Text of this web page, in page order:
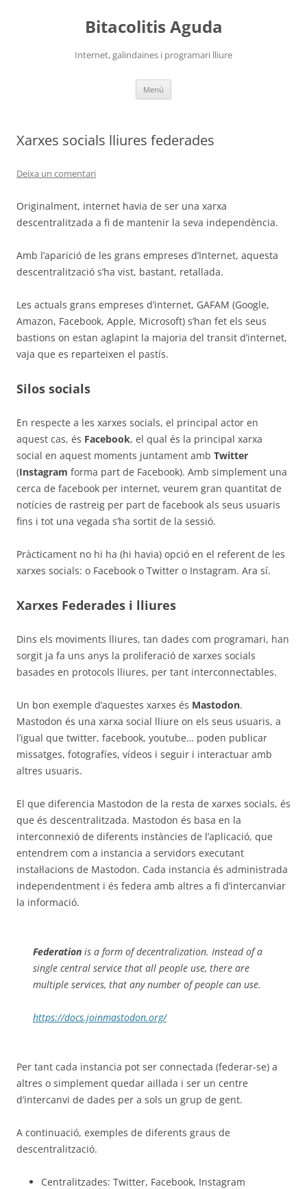
Bitacolitis Aguda
Internet, galindaines i programari lliure
Menú
Xarxes socials lliures federades
Deixa un comentari
Originalment, internet havia de ser una xarxa
descentralitzada a fi de mantenir la seva independència.
Amb l’aparició de les grans empreses d’Internet, aquesta
descentralització s’ha vist, bastant, retallada.
Les actuals grans empreses d’internet, GAFAM (Google,
Amazon, Facebook, Apple, Microsoft) s’han fet els seus
bastions on estan aglapint la majoria del transit d’internet,
vaja que es reparteixen el pastís.
Silos socials
En respecte a les xarxes socials, el principal actor en
aquest cas, és Facebook, el qual és la principal xarxa
social en aquest moments juntament amb Twitter
(Instagram forma part de Facebook). Amb simplement una
cerca de facebook per internet, veurem gran quantitat de
notícies de rastreig per part de facebook als seus usuaris
fins i tot una vegada s’ha sortit de la sessió.
Pràcticament no hi ha (hi havia) opció en el referent de les
xarxes socials: o Facebook o Twitter o Instagram. Ara sí.
Xarxes Federades i lliures
Dins els moviments lliures, tan dades com programari, han
sorgit ja fa uns anys la proliferació de xarxes socials
basades en protocols lliures, per tant interconnectables.
Un bon exemple d’aquestes xarxes és Mastodon.
Mastodon és una xarxa social lliure on els seus usuaris, a
l’igual que twitter, facebook, youtube… poden publicar
missatges, fotografíes, vídeos i seguir i interactuar amb
altres usuaris.
El que diferencia Mastodon de la resta de xarxes socials, és
que és descentralitzada. Mastodon és basa en la
interconnexió de diferents instàncies de l’aplicació, que
entendrem com a instancia a servidors executant
instal·lacions de Mastodon. Cada instancia és administrada
independentment i és federa amb altres a fi d’intercanviar
la informació.
Federation is a form of decentralization. Instead of a
single central service that all people use, there are
multiple services, that any number of people can use.
https://docs.joinmastodon.org/
Per tant cada instancia pot ser connectada (federar-se) a
altres o simplement quedar aillada i ser un centre
d’intercanvi de dades per a sols un grup de gent.
A continuació, exemples de diferents graus de
descentralització.
Centralitzades: Twitter, Facebook, Instagram